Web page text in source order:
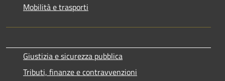
Mobilità e trasporti
Giustizia e sicurezza pubblica
Tributi, finanze e contravvenzioni